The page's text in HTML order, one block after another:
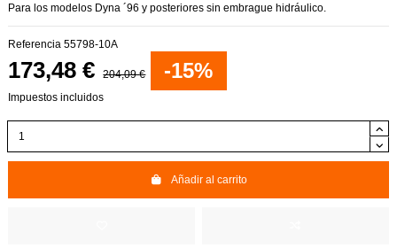
Para los modelos Dyna ´96 y posteriores sin embrague hidráulico.
Referencia 55798-10A
173,48 € 204,09 € -15%
Impuestos incluidos
Añadir al carrito